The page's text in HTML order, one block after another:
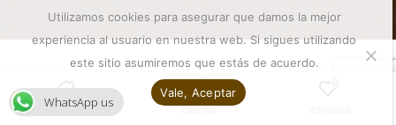
Inicio
0
Carrito
WhatsApp us
Utilizamos cookies para asegurar que damos la mejor
experiencia al usuario en nuestra web. Si sigues utilizando
este sitio asumiremos que estás de acuerdo.
Vale, Aceptar